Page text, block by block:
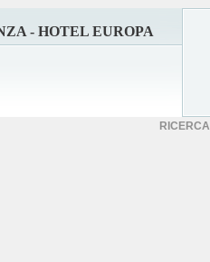
- HOTEL EUROPA
RICERCA